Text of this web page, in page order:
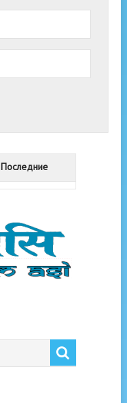
Последние